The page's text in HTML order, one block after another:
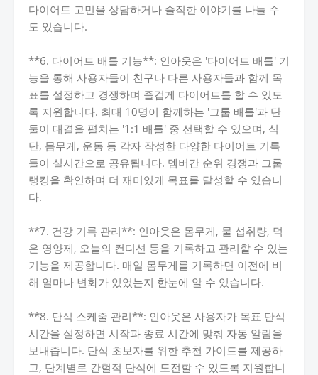
다이어트 고민을 상담하거나 솔직한 이야기를 나눌 수
도 있습니다.
**6. 다이어트 배틀 기능**: 인아웃은 '다이어트 배틀' 기
능을 통해 사용자들이 친구나 다른 사용자들과 함께 목
표를 설정하고 경쟁하며 즐겁게 다이어트를 할 수 있도
록 지원합니다. 최대 10명이 함께하는 '그룹 배틀'과 단
둘이 대결을 펼치는 '1:1 배틀' 중 선택할 수 있으며, 식
단, 몸무게, 운동 등 각자 작성한 다양한 다이어트 기록
들이 실시간으로 공유됩니다. 멤버간 순위 경쟁과 그룹
랭킹을 확인하며 더 재미있게 목표를 달성할 수 있습니
다.
**7. 건강 기록 관리**: 인아웃은 몸무게, 물 섭취량, 먹
은 영양제, 오늘의 컨디션 등을 기록하고 관리할 수 있는
기능을 제공합니다. 매일 몸무게를 기록하면 이전에 비
해 얼마나 변화가 있었는지 한눈에 알 수 있습니다.
**8. 단식 스케줄 관리**: 인아웃은 사용자가 목표 단식
시간을 설정하면 시작과 종료 시간에 맞춰 자동 알림을
보내줍니다. 단식 초보자를 위한 추천 가이드를 제공하
고, 단계별로 간헐적 단식에 도전할 수 있도록 지원합니